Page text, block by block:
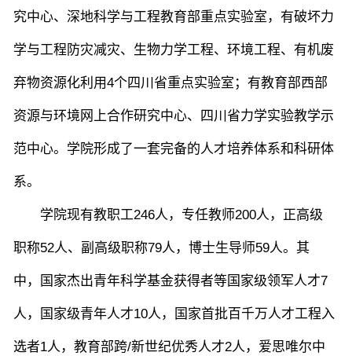
究中心、深地科学与工程教育部重点实验室，有破坏力
学与工程防灾减灾、生物力学工程、环境工程、有机废
弃物资源化利用4个四川省重点实验室；有教育部西部
资源与环境网上合作研究中心、四川省力学实验教学示
范中心。学院形成了一套完备的人才培养体系和科研体
系。
学院现有教职工246人，专任教师200人，正高级
职称52人、副高级职称79人，博士生导师59人。其
中，国家杰出青年科学基金获得者等国家级领军人才7
人，国家级青年人才10人，国家首批百千万人才工程入
选者1人，教育部跨/新世纪优秀人才2人，爱思唯尔中